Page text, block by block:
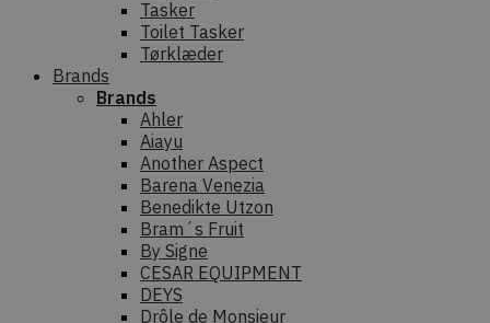
Tasker
Toilet Tasker
Tørklæder
Brands
Brands
Ahler
Aiayu
Another Aspect
Barena Venezia
Benedikte Utzon
Bram´s Fruit
By Signe
CESAR EQUIPMENT
DEYS
Drôle de Monsieur